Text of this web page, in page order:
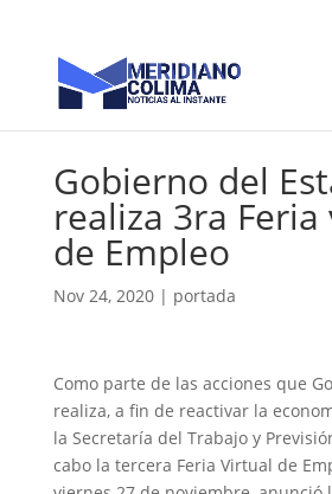
Gobierno del
realiza 3ra
de Empleo
Nov 24, 2020| portada
Como parte de las acciones que
realiza, a fin de reactivar la
la Secretaría del Trabajo y
cabo la tercera Feria Virtual de